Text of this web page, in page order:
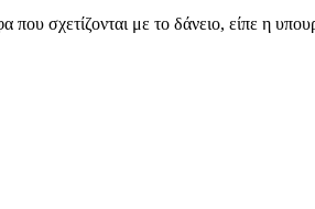
που σχετίζονται με το δάνειο, είπε η